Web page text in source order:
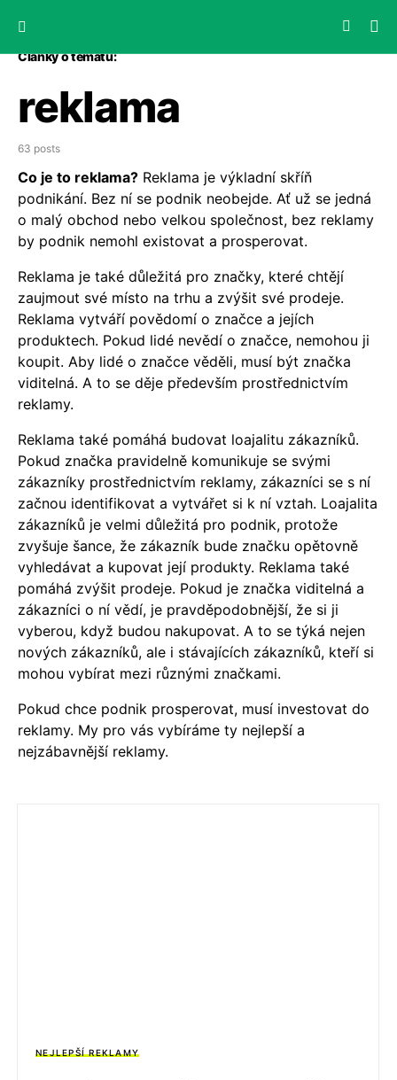
Články o tématu:
reklama
63 posts
Co je to reklama? Reklama je výkladní skříň
podnikání. Bez ní se podnik neobejde. Ať už se jedná
o malý obchod nebo velkou společnost, bez reklamy
by podnik nemohl existovat a prosperovat.
Reklama je také důležitá pro značky, které chtějí
zaujmout své místo na trhu a zvýšit své prodeje.
Reklama vytváří povědomí o značce a jejích
produktech. Pokud lidé nevědí o značce, nemohou ji
koupit. Aby lidé o značce věděli, musí být značka
viditelná. A to se děje především prostřednictvím
reklamy.
Reklama také pomáhá budovat loajalitu zákazníků.
Pokud značka pravidelně komunikuje se svými
zákazníky prostřednictvím reklamy, zákazníci se s ní
začnou identifikovat a vytvářet si k ní vztah. Loajalita
zákazníků je velmi důležitá pro podnik, protože
zvyšuje šance, že zákazník bude značku opětovně
vyhledávat a kupovat její produkty. Reklama také
pomáhá zvýšit prodeje. Pokud je značka viditelná a
zákazníci o ní vědí, je pravděpodobnější, že si ji
vyberou, když budou nakupovat. A to se týká nejen
nových zákazníků, ale i stávajících zákazníků, kteří si
mohou vybírat mezi různými značkami.
Pokud chce podnik prosperovat, musí investovat do
reklamy. My pro vás vybíráme ty nejlepší a
nejzábavnější reklamy.
NEJLEPŠÍ REKLAMY